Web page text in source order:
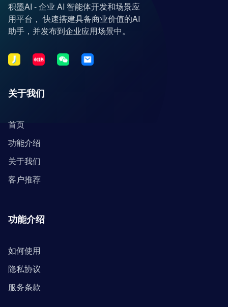
积墨AI - 企业 AI 智能体开发和场景应
用平台， 快速搭建具备商业价值的AI
助手，并发布到企业应用场景中。
关于我们
首页
功能介绍
关于我们
客户推荐
功能介绍
如何使用
隐私协议
服务条款